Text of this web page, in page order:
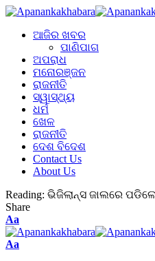
ଆଜିର ଖବର
ପାଣିପାଗ
ଅପରାଧ
ମନୋରଞ୍ଜନ
ରାଜନୀତି
ସ୍ୱାସ୍ଥ୍ୟ
ଧର୍ମ
ଖେଳ
ରାଜନୀତି
ଦେଶ ବିଦେଶ
Contact Us
About Us
Reading: ଭିଜିଲାନ୍ସ ଜାଲରେ
Share
Aa
Aa